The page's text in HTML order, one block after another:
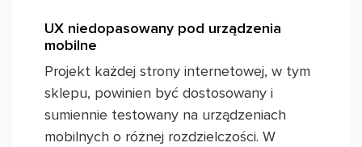
UX niedopasowany pod urządzenia
mobilne
Projekt każdej strony internetowej, w tym
sklepu, powinien być dostosowany i
sumiennie testowany na urządzeniach
mobilnych o różnej rozdzielczości. W